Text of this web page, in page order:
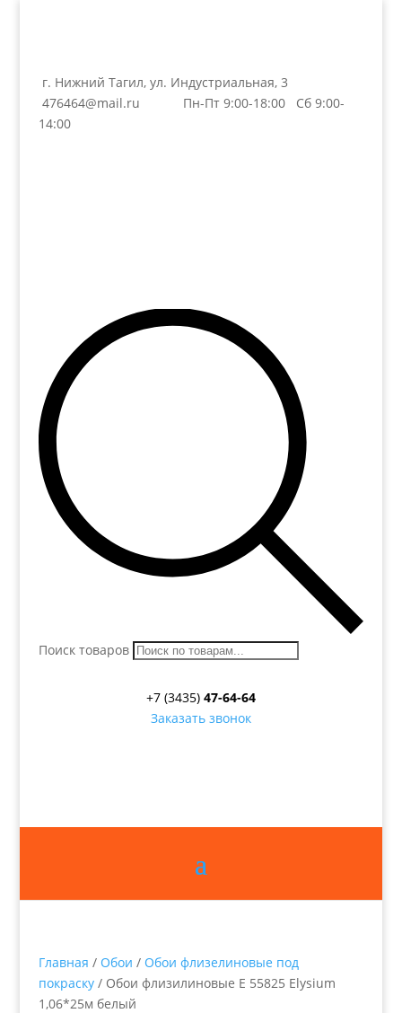
г. Нижний Тагил, ул. Индустриальная, 3
476464@mail.ru
Пн-Пт 9:00-18:00 Сб 9:00-
14:00
Поиск товаров
+7 (3435) 47-64-64
Заказать звонок
Главная / Обои / Обои флизелиновые под
покраску/ Обои флизилиновые Е 55825 Elysium
1,06*25м белый